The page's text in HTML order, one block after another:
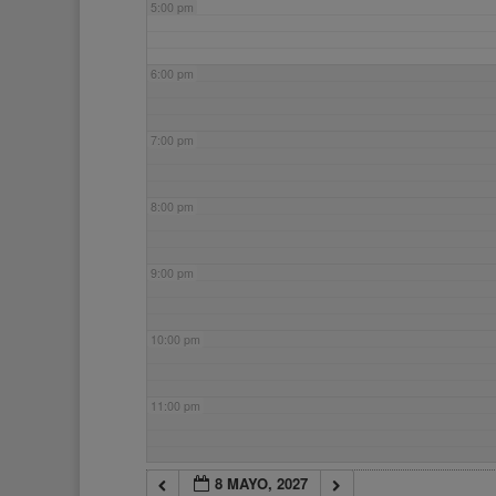
5:00 pm
6:00 pm
7:00 pm
8:00 pm
9:00 pm
10:00 pm
11:00 pm
8 MAYO, 2027